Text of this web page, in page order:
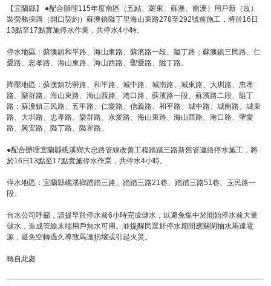
【宜蘭縣】 ●配合辦理115年度南區（五結、羅東、蘇澳、南澳）用戶新（改）
裝勞務採購（開口契約）蘇澳鎮隘丁里海山東路278至292號前施工，將於16日
13點至17點實施停水作業，共停水4小時。
停水地區：蘇澳鎮和平路、海山東路、蘇濱路一段、隘丁路；蘇澳鎮三民路、仁
愛路、忠孝路、海山東路、海山西路、聖愛路、隘丁路。
降壓地區：蘇澳鎮功勞路、和平路、城中路、城南路、城東路、大圳路、忠孝
路、樂群路、海山東路、海山西路、港口路、蘇濱路一段、蘇濱路二段、隘丁
路；蘇澳鎮三民路、五甲路、仁愛路、信義路、和平路、城中路、城南路、城東
路、大圳路、忠孝路、樂群路、永愛路、海山東路、海山西路、港口路、聖愛
路、興安路、隘丁路、隘界路。
●配合辦理宜蘭縣礁溪鄉大忠路管線改善工程踏踏三路新舊管連絡停水施工，將
於16日13點至17點實施停水作業，共停水4小時。
停水地區：宜蘭縣礁溪鄉踏踏三路、踏踏三路21巷、踏踏三路51巷、玉民路一
段。
台水公司呼籲，請提早於停水前6小時完成儲水，以避免集中於開始停水前大量
儲水，造成管線末端用戶無水可用。並提醒民眾於停水期間應關閉抽水馬達電
源，避免空轉過久導致馬達損壞或引起火災。
轉自此處